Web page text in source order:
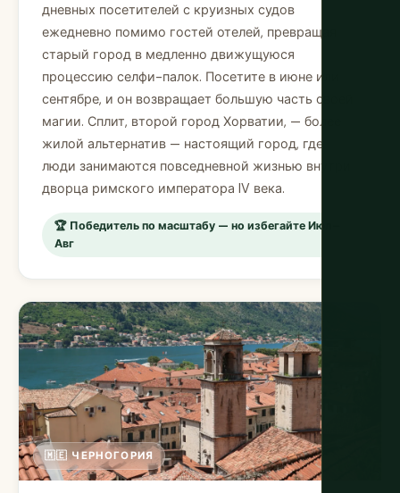
дневных посетителей с круизных судов
ежедневно помимо гостей отелей, превращая
старый город в медленно движущуюся
процессию селфи-палок. Посетите в июне или
сентябре, и он возвращает большую часть своей
магии. Сплит, второй город Хорватии, — более
жилой альтернатив — настоящий город, где
люди занимаются повседневной жизнью внутри
дворца римского императора IV века.
🏆 Победитель по масштабу — но избегайте Июл–
Авг
🇲🇪 ЧЕРНОГОРИЯ